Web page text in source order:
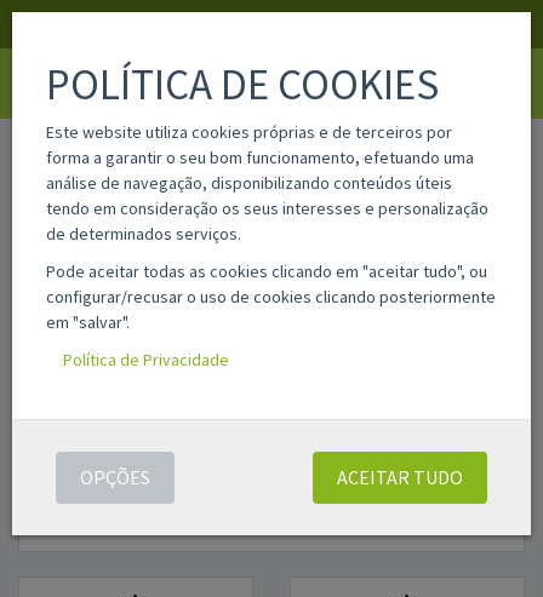
home material-escolar marcadores fluorescentes
Filtros
MARCADORES FLUORESCENTES
Filtro de texto:
Foram encontrados
POLÍTICA DE COOKIES
Este website utiliza cookies próprias e de terceiros por
forma a garantir o seu bom funcionamento, efetuando uma
análise de navegação, disponibilizando conteúdos úteis
tendo em consideração os seus interesses e personalização
de determinados serviços.
Pode aceitar todas as cookies clicando em "aceitar tudo", ou
configurar/recusar o uso de cookies clicando posteriormente
em "salvar".
Política de Privacidade
ACEITAR TUDO
OPÇÕES